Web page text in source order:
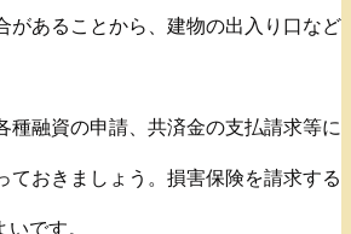
あることから、建物の出入り口など
融資の申請、共済金の支払請求等に
おきましょう。損害保険を請求する
です。